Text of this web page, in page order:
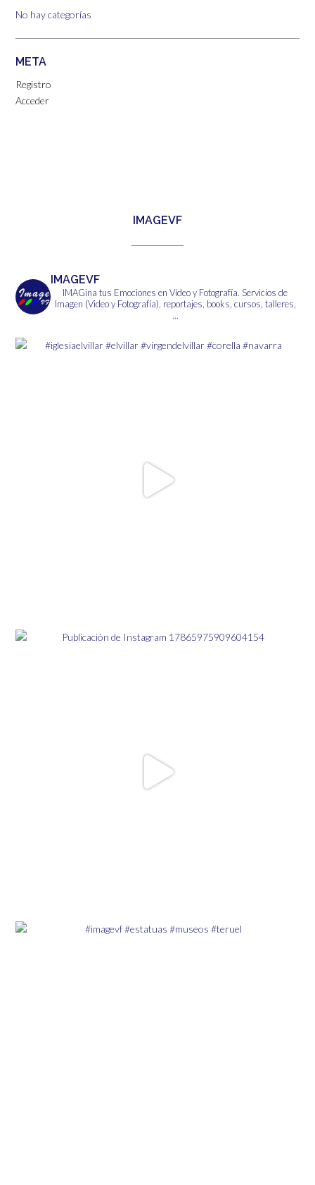
No hay categorías
META
Registro
Acceder
IMAGEVF
IMAGEVF
IMAGina tus Emociones en Video y Fotografía. Servicios de
Imagen (Video y Fotografía), reportajes, books, cursos, talleres,
...